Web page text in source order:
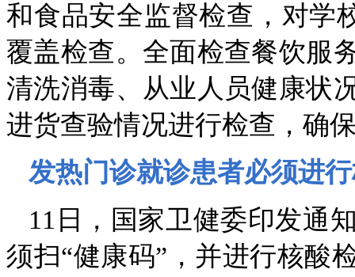
和食品安全监督检查，对学
覆盖检查。全面检查餐饮服
清洗消毒、从业人员健康状
进货查验情况进行检查，确
发热门诊就诊患者必须进
11日，国家卫健委印发通
须扫“健康码”，并进行核酸